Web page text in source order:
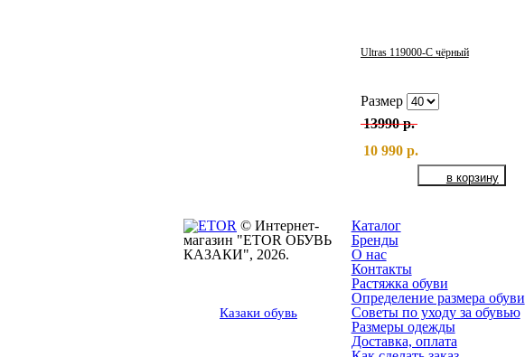
Ultras 119000-С чёрный
Размер
13990 р.
10 990 р.
© Интернет-
магазин "ETOR ОБУВЬ
КАЗАКИ", 2026.
Казаки обувь
Каталог
Бренды
О нас
Контакты
Растяжка обуви
Определение размера обуви
Советы по уходу за обувью
Размеры одежды
Доставка, оплата